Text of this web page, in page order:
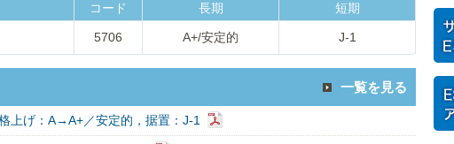
コード 長期 短期
5706 A+/安定的 J-1
一覧を見る
上げ：A→A+／安定的，据置：J-1